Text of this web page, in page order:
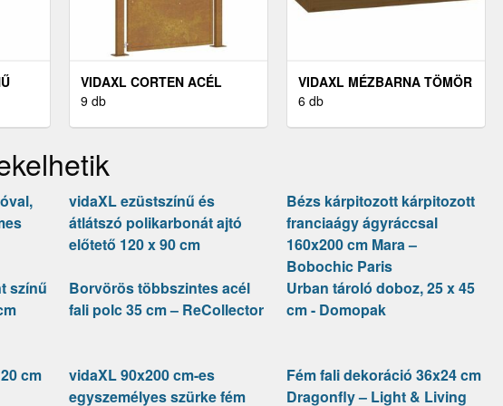
X
VIDAXL CORTEN ACÉL
KERTI KAPU 105 X 130 CM
9 db
VIDAXL MÉZBARNA TÖMÖR
FENYŐFA FALISZEKRÉNY
6 db
vidaXL ezüstszínű és
átlátszó polikarbonát ajtó
előtető 120 x 90 cm
Bézs kárpitozott kárpitozott
franciaágy ágyráccsal
160x200 cm Mara –
Bobochic Paris
színű
Borvörös többszintes acél
fali polc 35 cm – ReCollector
Urban tároló doboz, 25 x 45
cm - Domopak
cm
vidaXL 90x200 cm-es
egyszemélyes szürke fém
Fém fali dekoráció 36x24 cm
Dragonfly – Light & Living